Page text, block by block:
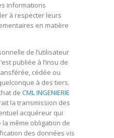
informations
à respecter leurs
en matière
de l’utilisateur
publiée à l’insu de
cédée ou
à des tiers.
de CML INGENIERIE
la transmission des
acquéreur qui
même obligation de
des données vis